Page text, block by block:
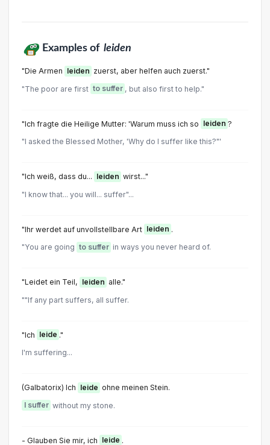
Examples of leiden
"Die Armen leiden zuerst, aber helfen auch zuerst."
"The poor are first to suffer , but also first to help."
"Ich fragte die Heilige Mutter: 'Warum muss ich so leiden ?
"I asked the Blessed Mother, 'Why do I suffer like this?"'
"Ich weiß, dass du... leiden wirst..."
"I know that... you will... suffer"...
"Ihr werdet auf unvollstellbare Art leiden .
"You are going to suffer in ways you never heard of.
"Leidet ein Teil, leiden alle."
""If any part suffers, all suffer.
"Ich leide ."
I'm suffering...
(Galbatorix) Ich leide ohne meinen Stein.
I suffer without my stone.
- Glauben Sie mir, ich leide .